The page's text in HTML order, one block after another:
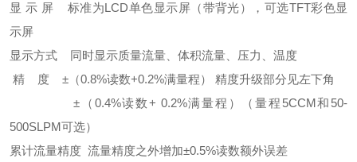
显 示 屏 标准为LCD单色显示屏（带背光），可选TFT彩色显
示屏
显示方式 同时显示质量流量、体积流量、压力、温度
精 度 ±（0.8%读数+0.2%满量程） 精度升级部分见左下角
±（0.4%读数+ 0.2%满量程）（量程5CCM和50-
500SLPM可选）
累计流量精度 流量精度之外增加±0.5%读数额外误差